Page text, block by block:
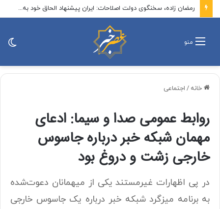
رمضان زاده، سخنگوی دولت اصلاحات: ایران پیشنهاد الحاق خود به توافق مکه را مطرح کند / الان زمان پیشنهاد یک پیمان منطقه‌ای بدون اسرائیل است
منو
خانه / اجتماعی
روابط عمومی صدا و سیما: ادعای
مهمان شبکه خبر درباره جاسوس
خارجی زشت و دروغ بود
در پی اظهارات غیرمستند یکی از میهمانان دعوت‌شده
به برنامه میزگرد شبکه خبر درباره یک جاسوس خارجی